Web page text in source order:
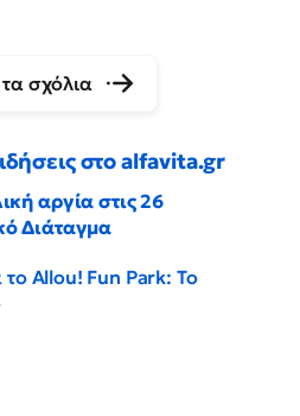
τα σχόλια
στο alfavita.gr
αργία στις 26
Διάταγμα
το Allou! Fun Park: Το